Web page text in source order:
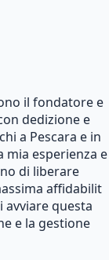
il fondatore e
dedizione e
a Pescara e in
mia esperienza e
di liberare
affidabilit
avviare questa
e la gestione